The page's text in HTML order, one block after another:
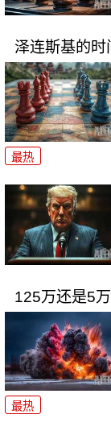
泽连斯基的
最热
125万还是5
最热